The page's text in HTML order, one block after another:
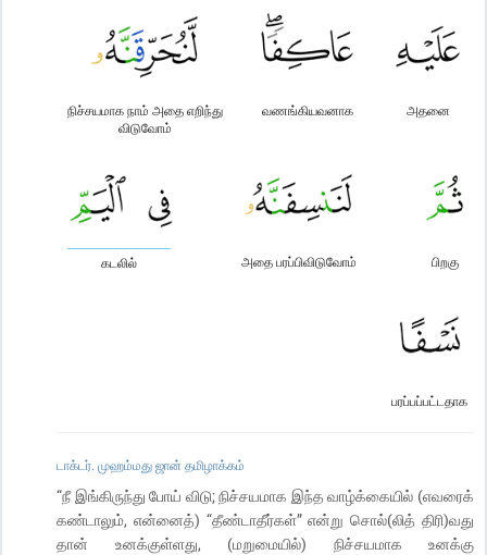
அதனை
வணங்கியவனாக
நிச்சயமாக நாம் அதை எறிந்து
விடுவோம்
பிறகு
அதை பரப்பிவிடுவோம்
கடலில்
பரப்பப்பட்டதாக
டாக்டர். முஹம்மது ஜான் தமிழாக்கம்
“நீ இங்கிருந்து போய் விடு; நிச்சயமாக இந்த வாழ்க்கையில் (எவரைக்
கண்டாலும், என்னைத்) “தீண்டாதீர்கள்” என்று சொல்(லித் திரி)வது
தான் உனக்குள்ளது, (மறுமையில்) நிச்சயமாக உனக்கு